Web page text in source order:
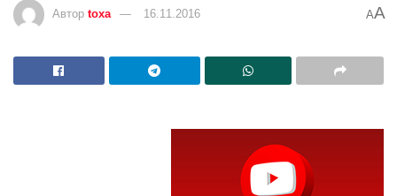
Автор toxa 16.11.2016 AA